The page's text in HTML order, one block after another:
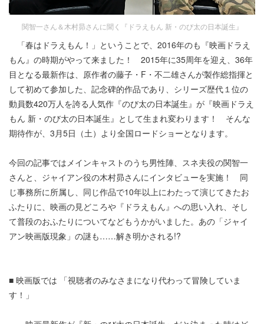
関智一さん＆木村昴さんに聞く『ドラえもん 新・のび太の日本誕生』
「春はドラえもん！」ということで、2016年のも『映画ドラえ
もん』の時期がやって来ました！ 2015年に35周年を迎え、36年
目となる最新作は、原作者の藤子・F・不二雄さんが製作総指揮と
して初めて参加した、記念碑的作品であり、シリーズ歴代１位の
動員数420万人を誇る人気作『のび太の日本誕生』が『映画ドラえ
もん 新・のび太の日本誕生』として生まれ変わります！ そんな
期待作が、3月5日（土）より全国ロードショーとなります。
今回の記事ではメインキャストのうち男性陣、スネ夫役の関智一
さんと、ジャイアン役の木村昴さんにインタビューを実施！ 同
じ事務所に所属し、同じ作品で10年以上にわたって演じてきたお
ふたりに、映画の見どころや『ドラえもん』への思い入れ、そし
て普段のおふたりについてなどもうかがいました。あの「ジャイ
アン映画版現象」の謎も……解き明かされる!?
■ 映画版では 「視聴者のみなさまになり代わって冒険していま
す！」